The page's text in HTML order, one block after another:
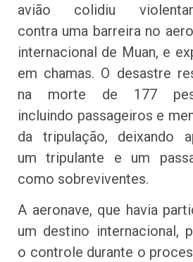
avião colidiu
contra uma barreira no
internacional de Muan, e
em chamas. O desastre
na morte de 177
incluindo passageiros e
da tripulação, deixando
um tripulante e um
como sobreviventes.
A aeronave, que havia
um destino internacional,
o controle durante o